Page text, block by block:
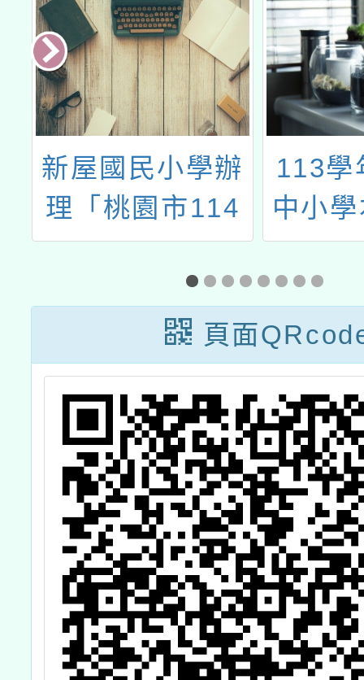
新屋國民小學辦
理「桃園市114
學年度國民中小
學本土語文（客
語文）教學支援
老師認證計畫」
113學
中小
（客
支援
流
頁面